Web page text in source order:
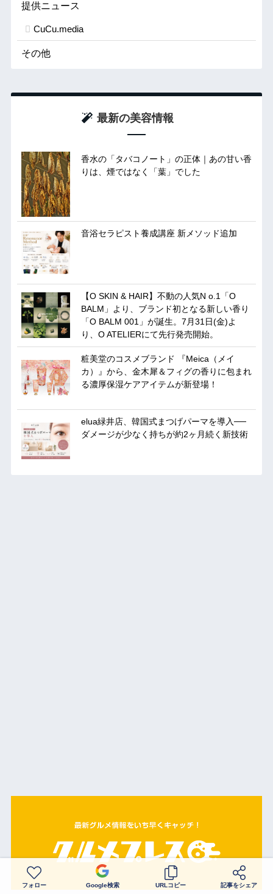
提供ニュース
CuCu.media
その他
最新の美容情報
香水の「タバコノート」の正体｜あの甘い香
りは、煙ではなく「葉」でした
音浴セラピスト養成講座 新メソッド追加
【O SKIN & HAIR】不動の人気N o.1「O
BALM」より、ブランド初となる新しい香り
「O BALM 001」が誕生。7月31日(金)よ
り、O ATELIERにて先行発売開始。
粧美堂のコスメブランド 『Meica（メイ
カ）』から、金木犀＆フィグの香りに包まれ
る濃厚保湿ケアアイテムが新登場！
elua緑井店、韓国式まつげパーマを導入──
ダメージが少なく持ちが約2ヶ月続く新技術
フォロー Google検索 URLコピー 記事をシェア